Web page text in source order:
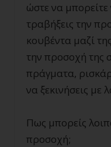
ώστε να μπορείτε
τραβήξεις την
κουβέντα μαζί
την προσοχή της
πράγματα,
να ξεκινήσεις με
Πως μπορείς
προσοχή;